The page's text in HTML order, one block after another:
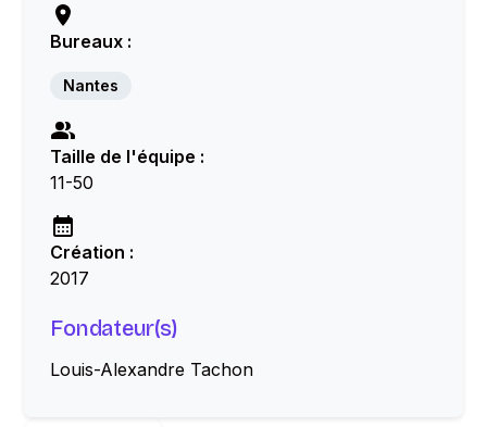
Bureaux :
Nantes
Taille de l'équipe :
11-50
Création :
2017
Fondateur(s)
Louis-Alexandre Tachon